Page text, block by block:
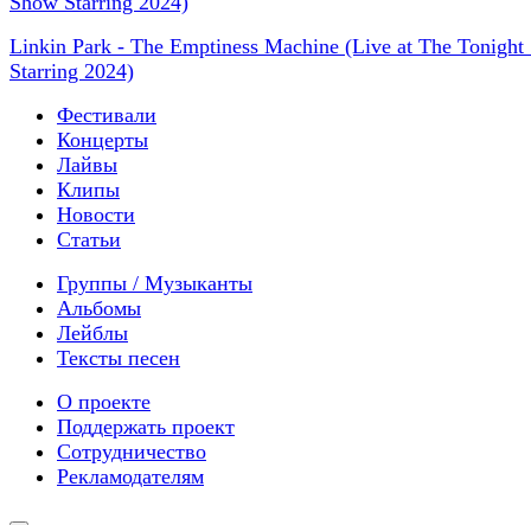
Linkin Park - The Emptiness Machine (Live at The Tonight
Starring 2024)
Фестивали
Концерты
Лайвы
Клипы
Новости
Статьи
Группы / Музыканты
Альбомы
Лейблы
Тексты песен
О проекте
Поддержать проект
Сотрудничество
Рекламодателям